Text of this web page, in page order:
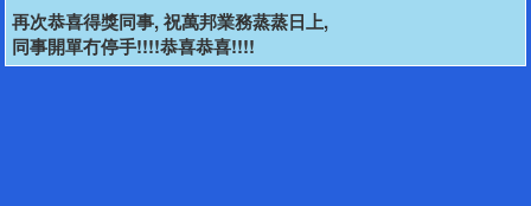
再次恭喜得獎同事, 祝萬邦業務蒸蒸日上,
同事開單冇停手!!!!恭喜恭喜!!!!